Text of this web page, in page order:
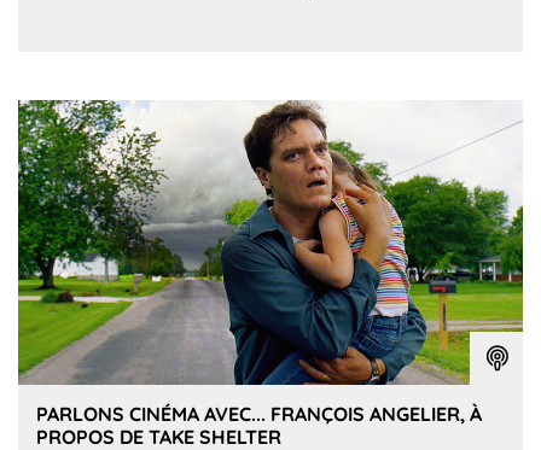
PARLONS CINÉMA AVEC... FRANÇOIS ANGELIER, À
PROPOS DE TAKE SHELTER